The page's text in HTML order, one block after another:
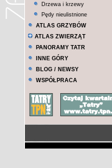
Drzewa i krzewy
Pędy nieulistnione
ATLAS GRZYBÓW
ATLAS ZWIERZĄT
PANORAMY TATR
INNE GÓRY
BLOG / NEWSY
WSPÓŁPRACA